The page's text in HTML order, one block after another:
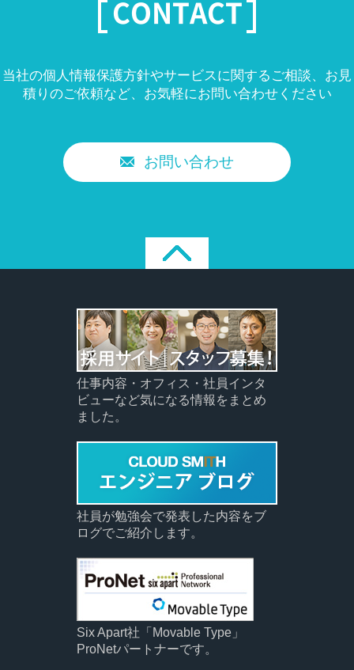
CONTACT
当社の個人情報保護方針やサービスに関するご相談、お見
積りのご依頼など、 お気軽にお問い合わせください
お問い合わせ
仕事内容・オフィス・社員インタ
ビューなど気になる情報をまとめ
ました。
社員が勉強会で発表した内容をブ
ログでご紹介します。
Six Apart社「Movable Type」
ProNetパートナーです。